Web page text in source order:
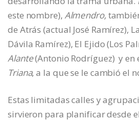
este nombre), Almendro,
de Atrás (actual José Ramírez),
Dávila Ramírez), El Ejido (Los
Alante(Antonio Rodríguez) y en
Triana, a la que se le cambió el
Estas limitadas calles y
sirvieron para planificar desde